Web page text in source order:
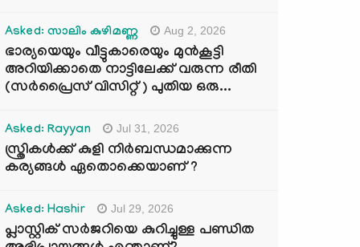
Asked: സാലിം കുഴിമണ്ണ Aug 2, 2026
ഭാര്യയെയും വീട്ടുകാരെയും മുൻകൂട്ടി
അറിയിക്കാതെ നാട്ടിലേക്ക് വരുന്ന രീതി
(സർപ്രൈസ് വിസിറ്റ് ) പുതിയ ഒരു...
Asked: Rayyan Jul 31, 2026
സ്ത്രികൾക്ക് കുളി നിർബന്ധമാക്കുന്ന
കര്യങ്ങൾ ഏതൊക്കെയാണ് ?
Asked: Hashir Jul 29, 2026
പ്ലാസ്റ്റിക് സർജറിയെ കുറിച്ചുള്ള പണ്ഡിത